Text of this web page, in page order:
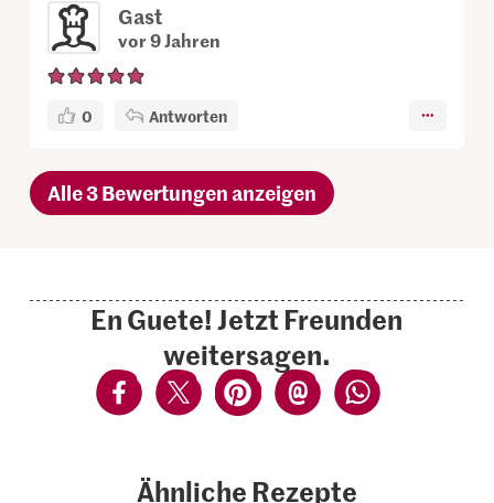
Gast
vor 9 Jahren
0 Antworten
Alle 3 Bewertungen anzeigen
En Guete! Jetzt Freunden
weitersagen.
Ähnliche Rezepte